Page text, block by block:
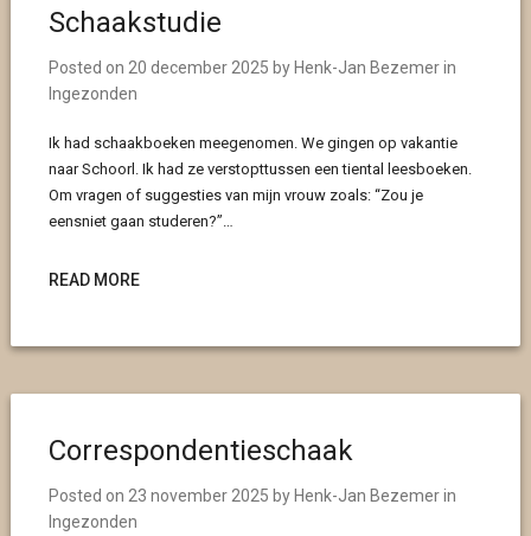
Schaakstudie
Posted on 20 december 2025 by Henk-Jan Bezemerin
Ingezonden
Ik had schaakboeken meegenomen. We gingen op vakantie
naar Schoorl. Ik had ze verstopttussen een tiental leesboeken.
Om vragen of suggesties van mijn vrouw zoals: “Zou je
eensniet gaan studeren?”…
READ MORE
Correspondentieschaak
Posted on 23 november 2025 by Henk-Jan Bezemerin
Ingezonden